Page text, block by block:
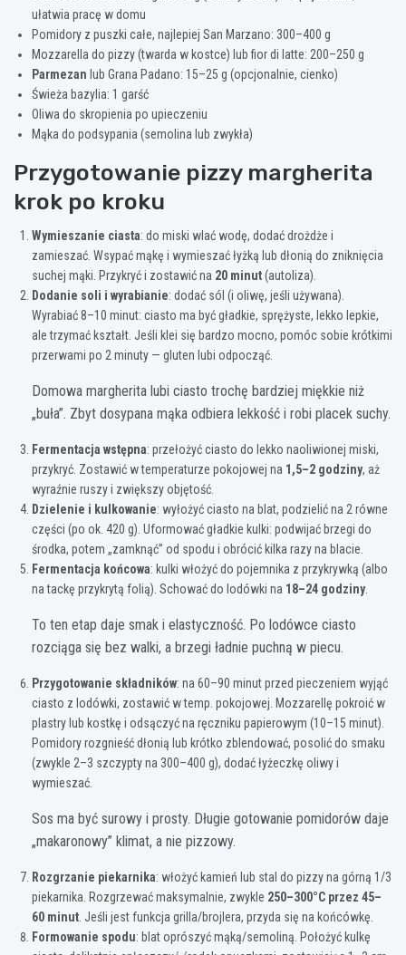
ułatwia pracę w domu
Pomidory z puszki całe, najlepiej San Marzano: 300–400 g
Mozzarella do pizzy (twarda w kostce) lub fior di latte: 200–250 g
Parmezan lub Grana Padano: 15–25 g (opcjonalnie, cienko)
Świeża bazylia: 1 garść
Oliwa do skropienia po upieczeniu
Mąka do podsypania (semolina lub zwykła)
Przygotowanie pizzy margherita
krok po kroku
Wymieszanie ciasta: do miski wlać wodę, dodać drożdże i
zamieszać. Wsypać mąkę i wymieszać łyżką lub dłonią do zniknięcia
suchej mąki. Przykryć i zostawić na 20 minut(autoliza).
Dodanie soli i wyrabianie: dodać sól (i oliwę, jeśli używana).
Wyrabiać 8–10 minut: ciasto ma być gładkie, sprężyste, lekko lepkie,
ale trzymać kształt. Jeśli klei się bardzo mocno, pomóc sobie krótkimi
przerwami po 2 minuty — gluten lubi odpocząć.
Domowa margherita lubi ciasto trochę bardziej miękkie niż
„buła”. Zbyt dosypana mąka odbiera lekkość i robi placek suchy.
Fermentacja wstępna: przełożyć ciasto do lekko naoliwionej miski,
przykryć. Zostawić w temperaturze pokojowej na 1,5–2 godziny, aż
wyraźnie ruszy i zwiększy objętość.
Dzielenie i kulkowanie: wyłożyć ciasto na blat, podzielić na 2 równe
części (po ok. 420 g). Uformować gładkie kulki: podwijać brzegi do
środka, potem „zamknąć” od spodu i obrócić kilka razy na blacie.
Fermentacja końcowa: kulki włożyć do pojemnika z przykrywką (albo
na tackę przykrytą folią). Schować do lodówki na 18–24 godziny.
To ten etap daje smak i elastyczność. Po lodówce ciasto
rozciąga się bez walki, a brzegi ładnie puchną w piecu.
Przygotowanie składników: na 60–90 minut przed pieczeniem wyjąć
ciasto z lodówki, zostawić w temp. pokojowej. Mozzarellę pokroić w
plastry lub kostkę i odsączyć na ręczniku papierowym (10–15 minut).
Pomidory rozgnieść dłonią lub krótko zblendować, posolić do smaku
(zwykle 2–3 szczypty na 300–400 g), dodać łyżeczkę oliwy i
wymieszać.
Sos ma być surowy i prosty. Długie gotowanie pomidorów daje
„makaronowy” klimat, a nie pizzowy.
Rozgrzanie piekarnika: włożyć kamień lub stal do pizzy na górną 1/3
piekarnika. Rozgrzewać maksymalnie, zwykle 250–300°C przez 45–
60 minut . Jeśli jest funkcja grilla/brojlera, przyda się na końcówkę.
Formowanie spodu: blat oprószyć mąką/semoliną. Położyć kulkę